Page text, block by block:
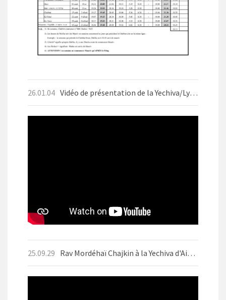
26.01.04 Vidéo de présentation de la Yechiva/Lycée d'Aix-les-Bains
25.09.29 Rav Mordéhaï Chajkin à la Yechiva d'Aix-les-Bains en septembre 2025 avant Yom Kippour